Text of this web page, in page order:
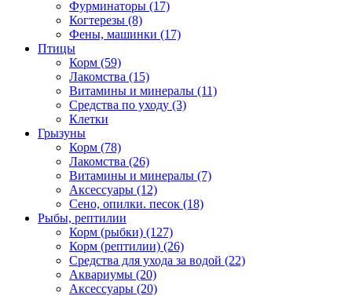
Фурминаторы (17)
Когтерезы (8)
Фены, машинки (17)
Птицы
Корм (59)
Лакомства (15)
Витамины и минералы (11)
Средства по уходу (3)
Клетки
Грызуны
Корм (78)
Лакомства (26)
Витамины и минералы (7)
Аксессуары (12)
Сено, опилки. песок (18)
Рыбы, рептилии
Корм (рыбки) (127)
Корм (рептилии) (26)
Средства для ухода за водой (22)
Аквариумы (20)
Аксессуары (20)